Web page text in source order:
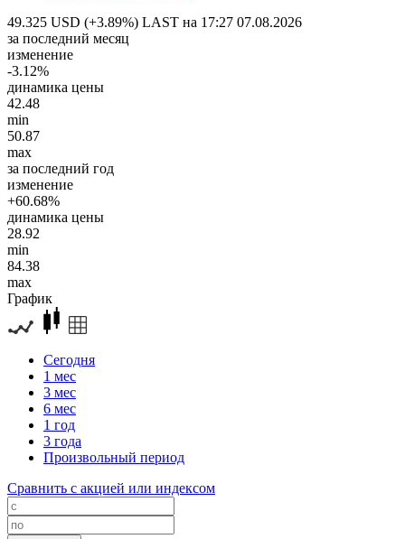
49.325 USD (+3.89%) LAST на 17:27 07.08.2026
за последний месяц
изменение
-3.12%
динамика цены
42.48
min
50.87
max
за последний год
изменение
+60.68%
динамика цены
28.92
min
84.38
max
График
Сегодня
1 мес
3 мес
6 мес
1 год
3 года
Произвольный период
Сравнить с акцией или индексом